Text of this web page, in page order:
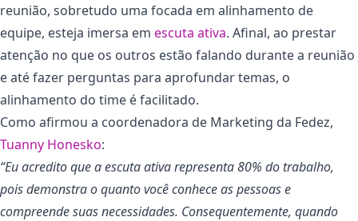
reunião, sobretudo uma focada em alinhamento de
equipe, esteja imersa em escuta ativa. Afinal, ao prestar
atenção no que os outros estão falando durante a reunião
e até fazer perguntas para aprofundar temas, o
alinhamento do time é facilitado.
Como afirmou a coordenadora de Marketing da Fedez,
Tuanny Honesko:
“Eu acredito que a escuta ativa representa 80% do trabalho,
pois demonstra o quanto você conhece as pessoas e
compreende suas necessidades. Consequentemente, quando